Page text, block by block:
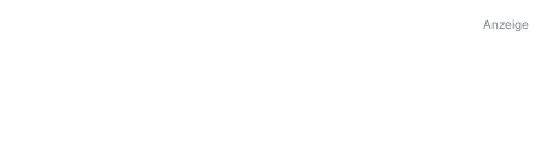
Anzeige